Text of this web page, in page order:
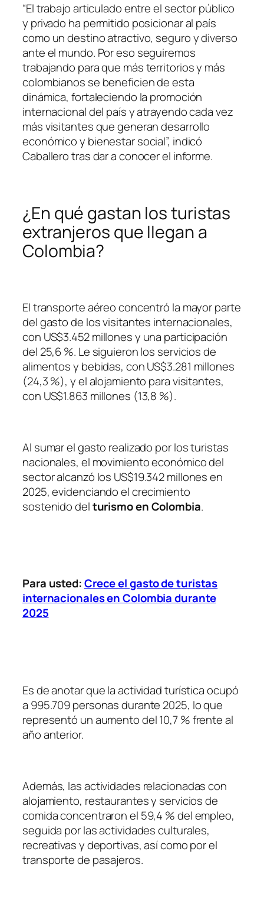
“El trabajo articulado entre el sector público
y privado ha permitido posicionar al país
como un destino atractivo, seguro y diverso
ante el mundo. Por eso seguiremos
trabajando para que más territorios y más
colombianos se beneficien de esta
dinámica, fortaleciendo la promoción
internacional del país y atrayendo cada vez
más visitantes que generan desarrollo
económico y bienestar social”, indicó
Caballero tras dar a conocer el informe.
¿En qué gastan los turistas
extranjeros que llegan a
Colombia?
El transporte aéreo concentró la mayor parte
del gasto de los visitantes internacionales,
con US$3.452 millones y una participación
del 25,6 %. Le siguieron los servicios de
alimentos y bebidas, con US$3.281 millones
(24,3 %), y el alojamiento para visitantes,
con US$1.863 millones (13,8 %).
Al sumar el gasto realizado por los turistas
nacionales, el movimiento económico del
sector alcanzó los US$19.342 millones en
2025, evidenciando el crecimiento
sostenido delturismo en Colombia.
Para usted:Crece el gasto de turistas
internacionales en Colombia durante
2025
Es de anotar que la actividad turística ocupó
a 995.709 personas durante 2025, lo que
representó un aumento del 10,7 % frente al
año anterior.
Además, las actividades relacionadas con
alojamiento, restaurantes y servicios de
comida concentraron el 59,4 % del empleo,
seguida por las actividades culturales,
recreativas y deportivas, así como por el
transporte de pasajeros.